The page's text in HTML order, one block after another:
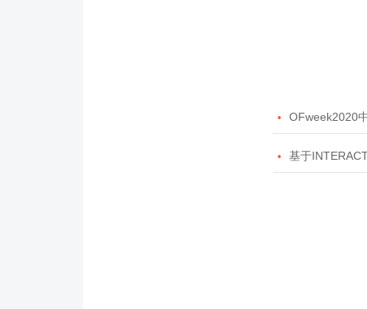
 OFweek2020
 基于